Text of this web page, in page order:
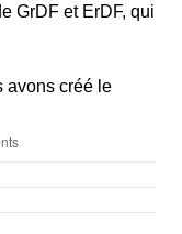
GrDF et ErDF, qui
avons créé le